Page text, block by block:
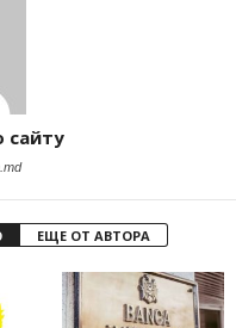
сайту
ЕЩЕ ОТ АВТОРА